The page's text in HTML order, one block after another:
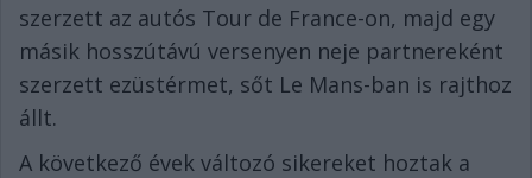
szerzett az autós Tour de France-on, majd egy
másik hosszútávú versenyen neje partnereként
szerzett ezüstérmet, sőt Le Mans-ban is rajthoz
állt.
A következő évek változó sikereket hoztak a